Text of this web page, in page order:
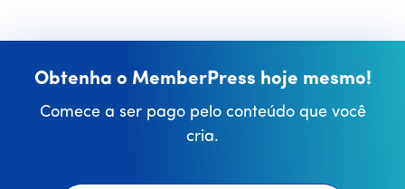
Obtenha o MemberPress hoje mesmo!
Comece a ser pago pelo conteúdo que você
cria.